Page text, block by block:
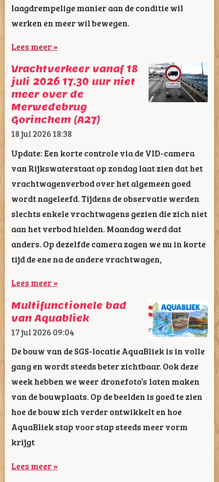
laagdrempelige manier aan de conditie wil
werken en meer wil bewegen.
Lees meer »
Vrachtverkeer vanaf 18
juli 2026 17.30 uur niet
meer over de
Merwedebrug
Gorinchem (A27)
18 jul 202618:38
Update: Een korte controle via de VID-camera
van Rijkswaterstaat op zondag laat zien dat het
vrachtwagenverbod over het algemeen goed
wordt nageleefd. Tijdens de observatie werden
slechts enkele vrachtwagens gezien die zich niet
aan het verbod hielden. Maandag werd dat
anders. Op dezelfde camera zagen we nu in korte
tijd de ene na de andere vrachtwagen,
Lees meer »
Multifunctionele bad
van Aquabliek
17 jul 2026 09:04
De bouw van de SGS-locatie AquaBliek is in volle
gang en wordt steeds beter zichtbaar. Ook deze
week hebben we weer dronefoto’s laten maken
van de bouwplaats. Op de beelden is goed te zien
hoe de bouw zich verder ontwikkelt en hoe
AquaBliek stap voor stap steeds meer vorm
krijgt
Lees meer »